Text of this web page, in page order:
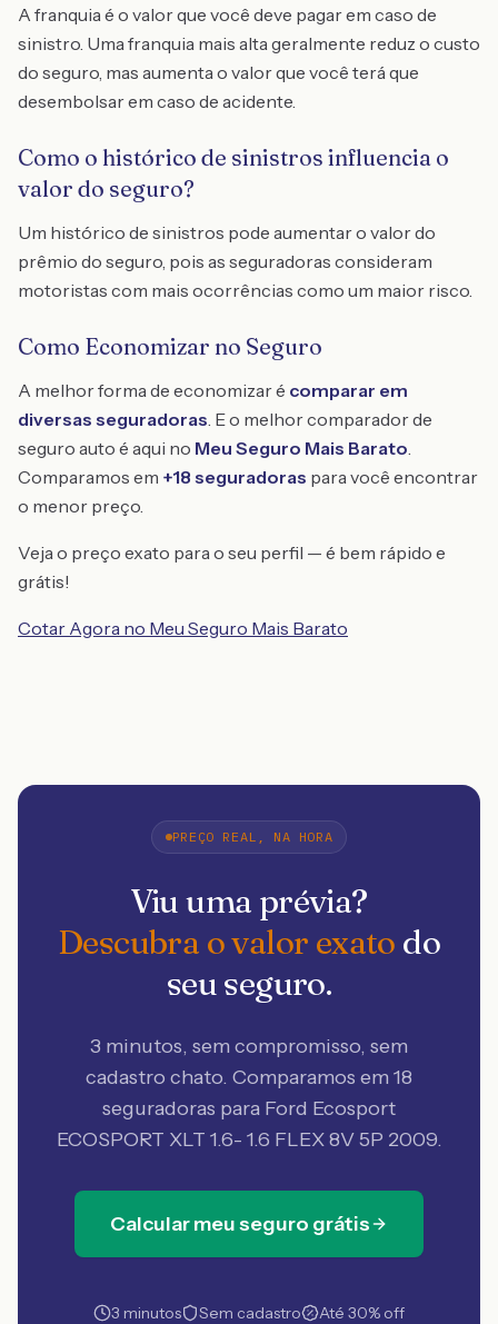
A franquia é o valor que você deve pagar em caso de
sinistro. Uma franquia mais alta geralmente reduz o custo
do seguro, mas aumenta o valor que você terá que
desembolsar em caso de acidente.
Como o histórico de sinistros influencia o
valor do seguro?
Um histórico de sinistros pode aumentar o valor do
prêmio do seguro, pois as seguradoras consideram
motoristas com mais ocorrências como um maior risco.
Como Economizar no Seguro
A melhor forma de economizar é comparar em
diversas seguradoras. E o melhor comparador de
seguro auto é aqui no Meu Seguro Mais Barato.
Comparamos em +18 seguradoras para você encontrar
o menor preço.
Veja o preço exato para o seu perfil — é bem rápido e
grátis!
Cotar Agora no Meu Seguro Mais Barato
PREÇO REAL, NA HORA
Viu uma prévia?
Descubra o valor exato do
seu seguro.
3 minutos, sem compromisso, sem
cadastro chato. Comparamos em 18
seguradoras para Ford Ecosport
ECOSPORT XLT 1.6- 1.6 FLEX 8V 5P 2009.
Calcular meu seguro grátis
3 minutos Sem cadastro Até 30% off